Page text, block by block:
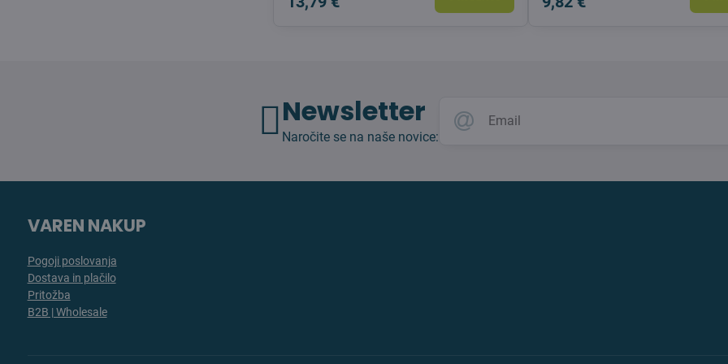
Newsletter
Naročite se na naše novice:
VAREN NAKUP
Pogoji poslovanja
Dostava in plačilo
Pritožba
B2B | Wholesale